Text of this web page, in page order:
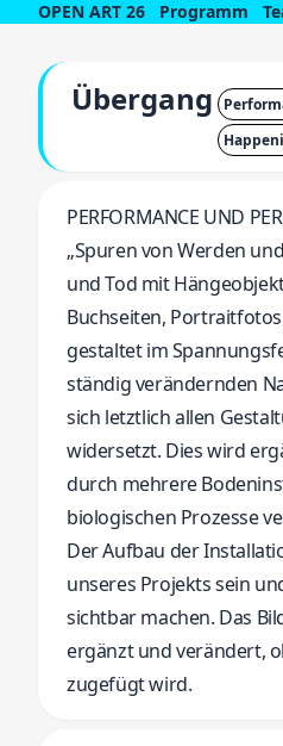
OPEN ART 26 Programm
Übergang
PERFORMANCE UND
„Spuren von Werden
und Tod mit
Buchseiten,
gestaltet im
ständig verändernden
sich letztlich allen
widersetzt. Dies wird
durch mehrere
biologischen Prozesse
Der Aufbau der
unseres Projekts sein
sichtbar machen. Das
ergänzt und verändert,
zugefügt wird.